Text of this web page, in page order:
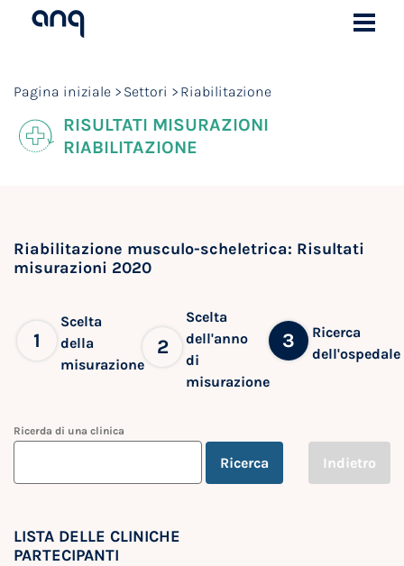
Pagina iniziale Settori Riabilitazione
RISULTATI MISURAZIONI
RIABILITAZIONE
Riabilitazione musculo-scheletrica: Risultati
misurazioni 2020
1
Scelta
della
misurazione
2
Scelta
dell'anno
di
misurazione
3
Ricerca
dell'ospedale
Ricerda di una clinica
Ricerca Indietro
LISTA DELLE CLINICHE
PARTECIPANTI